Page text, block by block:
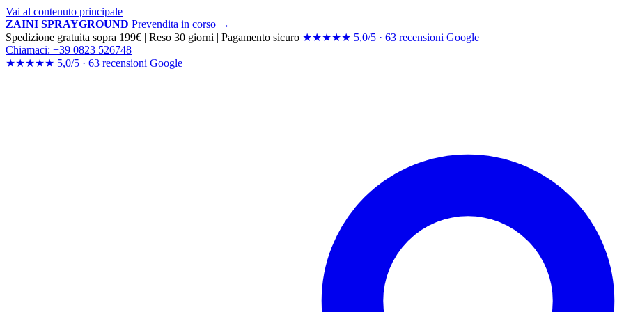
Vai al contenuto principale
ZAINI SPRAYGROUND Prevendita in corso →
Spedizione gratuita sopra 199€ | Reso 30 giorni | Pagamento sicuro ★★★★★ 5,0/5 · 63 recensioni Google
Chiamaci: +39 0823 526748
★★★★★ 5,0/5 · 63 recensioni Google